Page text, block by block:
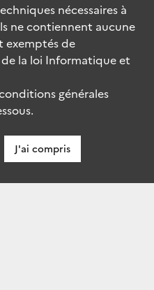
nécessaires à
ne contiennent aucune
exemptés de
la loi Informatique et
générales
J'ai compris